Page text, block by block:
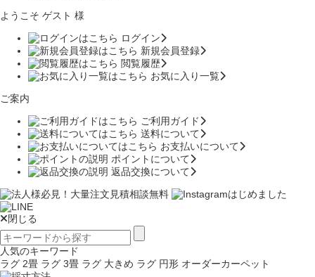
ようこそ ゲスト 様
ログイン
新規会員登録
閲覧履歴
お気に入り一覧
ご案内
ご利用ガイド
送料について
お支払いについて
ポイントについて
返品交換について
閉じる
人気のキーワード
ラグ 2畳 ラグ 3畳 ラグ 大きめ ラグ 円形 オーダーカーペット